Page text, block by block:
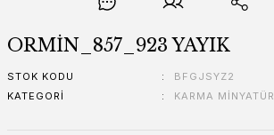
ORMİN_857_923 YAYIK
STOK KODU
BFGJSYZ2
KATEGORI
KARMA MİNYATÜR